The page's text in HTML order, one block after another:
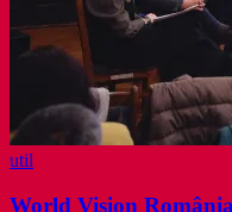
util
World Vision